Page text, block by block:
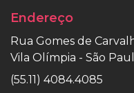
Endereço
Rua Gomes de
Vila Olímpia - São
(55.11) 4084.4085